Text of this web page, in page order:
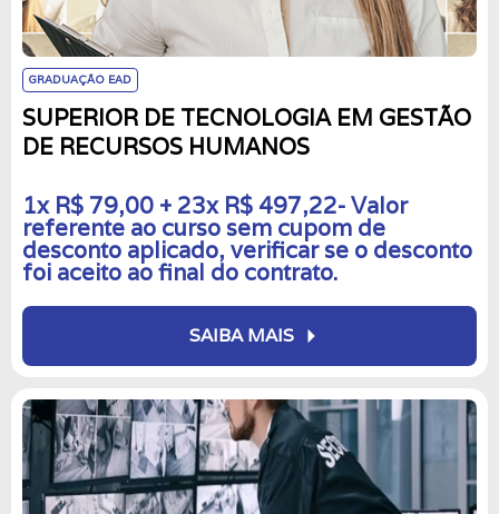
GRADUAÇÃO EAD
SUPERIOR DE TECNOLOGIA EM GESTÃO
DE RECURSOS HUMANOS
1x R$ 79,00 + 23x R$ 497,22- Valor
referente ao curso sem cupom de
desconto aplicado, verificar se o desconto
foi aceito ao final do contrato.
SAIBA MAIS arrow_right